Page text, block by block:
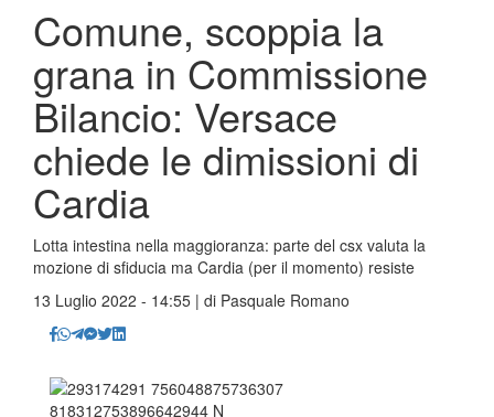
Comune, scoppia la
grana in Commissione
Bilancio: Versace
chiede le dimissioni di
Cardia
Lotta intestina nella maggioranza: parte del csx valuta la
mozione di sfiducia ma Cardia (per il momento) resiste
13 Luglio 2022 - 14:55 | di Pasquale Romano